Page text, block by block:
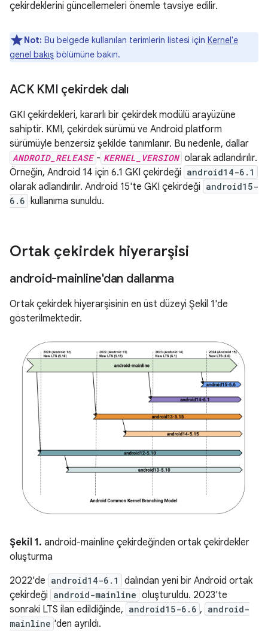
çekirdeklerini güncellemeleri önemle tavsiye edilir.
Not: Bu belgede kullanılan terimlerin listesi için Kernel'e
genel bakış bölümüne bakın.
ACK KMI çekirdek dalı
GKI çekirdekleri, kararlı bir çekirdek modülü arayüzüne
sahiptir. KMI, çekirdek sürümü ve Android platform
sürümüyle benzersiz şekilde tanımlanır. Bu nedenle, dallar
ANDROID_RELEASE - KERNEL_VERSION olarak adlandırılır.
Örneğin, Android 14 için 6.1 GKI çekirdeği android14-6.1
olarak adlandırılır. Android 15'te GKI çekirdeği android15-
6.6 kullanıma sunuldu.
Ortak çekirdek hiyerarşisi
android-mainline'dan dallanma
Ortak çekirdek hiyerarşisinin en üst düzeyi Şekil 1'de
gösterilmektedir.
Şekil 1. android-mainline çekirdeğinden ortak çekirdekler
oluşturma
2022'de android14-6.1
dalından yeni bir Android ortak
çekirdeği android-mainline oluşturuldu. 2023'te
sonraki LTS ilan edildiğinde, android15-6.6 , android-
mainline 'den ayrıldı.